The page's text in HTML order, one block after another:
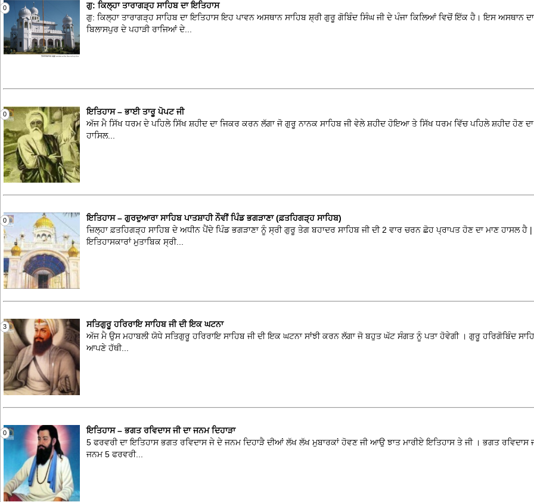
0
ਗੁ: ਕਿਲ੍ਹਾ ਤਾਰਾਗੜ੍ਹ ਸਾਹਿਬ ਦਾ ਇਤਿਹਾਸ
ਗੁ: ਕਿਲ੍ਹਾ ਤਾਰਾਗੜ੍ਹ ਸਾਹਿਬ ਦਾ ਇਤਿਹਾਸ ਇਹ ਪਾਵਨ ਅਸਥਾਨ ਸਾਹਿਬ ਸ਼੍ਰੀ ਗੁਰੂ ਗੋਬਿੰਦ ਸਿੰਘ ਜੀ ਦੇ ਪੰਜਾ ਕਿਲਿਆਂ ਵਿਚੋਂ ਇੱਕ ਹੈ। ਇਸ ਅਸਥਾਨ
ਬਿਲਾਸਪੁਰ ਦੇ ਪਹਾੜੀ ਰਾਜਿਆਂ ਦੇ...
0
ਇਤਿਹਾਸ – ਭਾਈ ਤਾਰੂ ਪੋਪਟ ਜੀ
ਅੱਜ ਮੈ ਸਿੱਖ ਧਰਮ ਦੇ ਪਹਿਲੇ ਸਿੱਖ ਸ਼ਹੀਦ ਦਾ ਜਿਕਰ ਕਰਨ ਲੱਗਾ ਜੋ ਗੁਰੂ ਨਾਨਕ ਸਾਹਿਬ ਜੀ ਵੇਲੇ ਸ਼ਹੀਦ ਹੋਇਆ ਤੇ ਸਿੱਖ ਧਰਮ ਵਿੱਚ ਪਹਿਲੇ ਸ਼ਹੀਦ ਹੋਣ ਦਾ
ਹਾਸਿਲ...
0
ਇਤਿਹਾਸ – ਗੁਰਦੁਆਰਾ ਸਾਹਿਬ ਪਾਤਸ਼ਾਹੀ ਨੌਵੀਂ ਪਿੰਡ ਭਗੜਾਣਾ (ਫ਼ਤਹਿਗੜ੍ਹ ਸਾਹਿਬ)
ਜ਼ਿਲ੍ਹਾ ਫ਼ਤਹਿਗੜ੍ਹ ਸਾਹਿਬ ਦੇ ਅਧੀਨ ਪੈਂਦੇ ਪਿੰਡ ਭਗੜਾਣਾ ਨੂੰ ਸ੍ਰੀ ਗੁਰੂ ਤੇਗ ਬਹਾਦਰ ਸਾਹਿਬ ਜੀ ਦੀ 2 ਵਾਰ ਚਰਨ ਛੋਹ ਪ੍ਰਾਪਤ ਹੋਣ ਦਾ ਮਾਣ ਹਾਸਲ ਹੈ |
ਇਤਿਹਾਸਕਾਰਾਂ ਮੁਤਾਬਿਕ ਸ੍ਰੀ...
3
ਸਤਿਗੁਰੂ ਹਰਿਰਾਇ ਸਾਹਿਬ ਜੀ ਦੀ ਇਕ ਘਟਨਾ
ਅੱਜ ਮੈ ਉਸ ਮਹਾਬਲੀ ਯੋਧੇ ਸਤਿਗੁਰੂ ਹਰਿਰਾਇ ਸਾਹਿਬ ਜੀ ਦੀ ਇਕ ਘਟਨਾ ਸਾਂਝੀ ਕਰਨ ਲੱਗਾ ਜੋ ਬਹੁਤ ਘੱਟ ਸੰਗਤ ਨੂੰ ਪਤਾ ਹੋਵੇਗੀ । ਗੁਰੂ ਹਰਿਗੋਬਿੰਦ
ਆਪਣੇ ਹੱਥੀ...
0
ਇਤਿਹਾਸ – ਭਗਤ ਰਵਿਦਾਸ ਜੀ ਦਾ ਜਨਮ ਦਿਹਾੜਾ
5 ਫਰਵਰੀ ਦਾ ਇਤਿਹਾਸ ਭਗਤ ਰਵਿਦਾਸ ਜੇ ਦੇ ਜਨਮ ਦਿਹਾੜੈ ਦੀਆਂ ਲੱਖ ਲੱਖ ਮੁਬਾਰਕਾਂ ਹੋਵਣ ਜੀ ਆਉ ਝਾਤ ਮਾਰੀਏ ਇਤਿਹਾਸ ਤੇ ਜੀ । ਭਗਤ ਰਵਿਦਾਸ
ਜਨਮ 5 ਫਰਵਰੀ...